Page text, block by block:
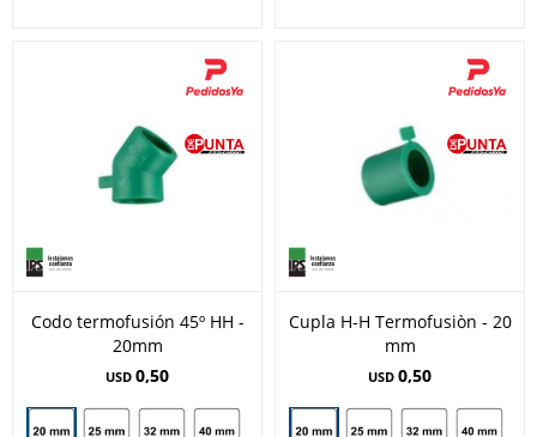
Codo termofusión 45º HH -
20mm
USD 0,50
Cupla H-H Termofusiòn - 20
mm
USD 0,50